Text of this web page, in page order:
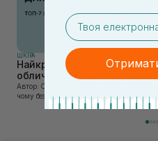
ШКIРА
Найкращі тонери та тоніки
обличчя: ТОП-7 засобів
Автор: Олеся Вакулко [artnav] У цій статті ми пояснимо,
чому без тонера ваш крем працює лише
знайти засіб під потреби саме вашої шкіри.
email